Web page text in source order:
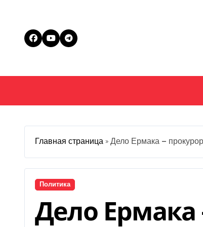
Главная страница » Дело Ермака —
Политика
Дело